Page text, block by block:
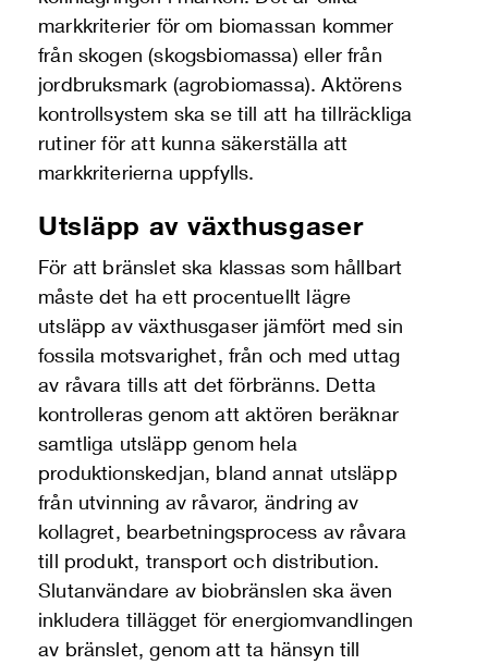
markkriterier för om biomassan kommer
från skogen (skogsbiomassa) eller från
jordbruksmark (agrobiomassa). Aktörens
kontrollsystem ska se till att ha tillräckliga
rutiner för att kunna säkerställa att
markkriterierna uppfylls.
Utsläpp av växthusgaser
För att bränslet ska klassas som hållbart
måste det ha ett procentuellt lägre
utsläpp av växthusgaser jämfört med sin
fossila motsvarighet, från och med uttag
av råvara tills att det förbränns. Detta
kontrolleras genom att aktören beräknar
samtliga utsläpp genom hela
produktionskedjan, bland annat utsläpp
från utvinning av råvaror, ändring av
kollagret, bearbetningsprocess av råvara
till produkt, transport och distribution.
Slutanvändare av biobränslen ska även
inkludera tillägget för energiomvandlingen
av bränslet, genom att ta hänsyn till